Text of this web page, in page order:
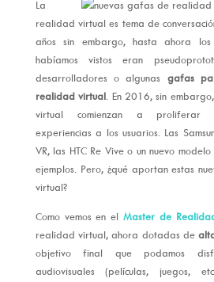
La
realidad virtual es tema de
años sin embargo, hasta ahora los
habíamos vistos eran
desarrolladores o algunas gafas
realidad virtual . En 2016, sin
virtual comienzan a proliferar
experiencias a los usuarios. Las
VR, las HTC Re Vive o un nuevo
ejemplos. Pero, ¿qué aportan estas
virtual?
Como vemos en elMaster de
realidad virtual, ahora dotadas de
objetivo final que podamos
audiovisuales (películas, juegos,